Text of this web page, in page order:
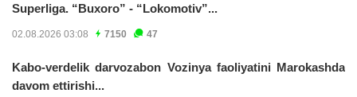
Superliga. “Buxoro” - “Lokomotiv”...
02.08.2026 03:08 7150 47
Kabo-verdelik darvozabon Vozinya faoliyatini Marokashda
davom ettirishi...